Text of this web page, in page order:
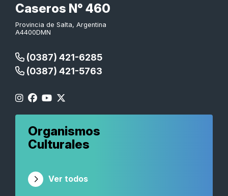
Caseros N° 460
Provincia de Salta, Argentina
A4400DMN
(0387) 421-6285
(0387) 421-5763
Organismos
Culturales
Ver todos